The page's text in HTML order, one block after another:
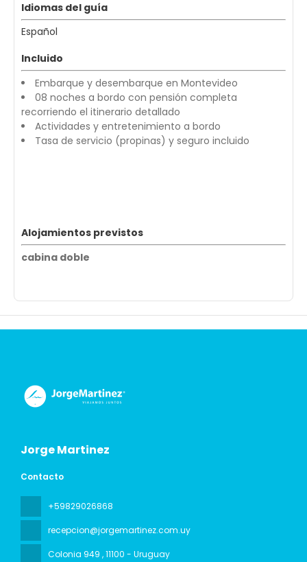
Idiomas del guía
Español
Incluido
Embarque y desembarque en Montevideo
08 noches a bordo con pensión completa
recorriendo el itinerario detallado
Actividades y entretenimiento a bordo
Tasa de servicio (propinas) y seguro incluido
Alojamientos previstos
cabina doble
Jorge Martinez
Contacto
+59829026868
recepcion@jorgemartinez.com.uy
Colonia 949 , 11100 - Uruguay